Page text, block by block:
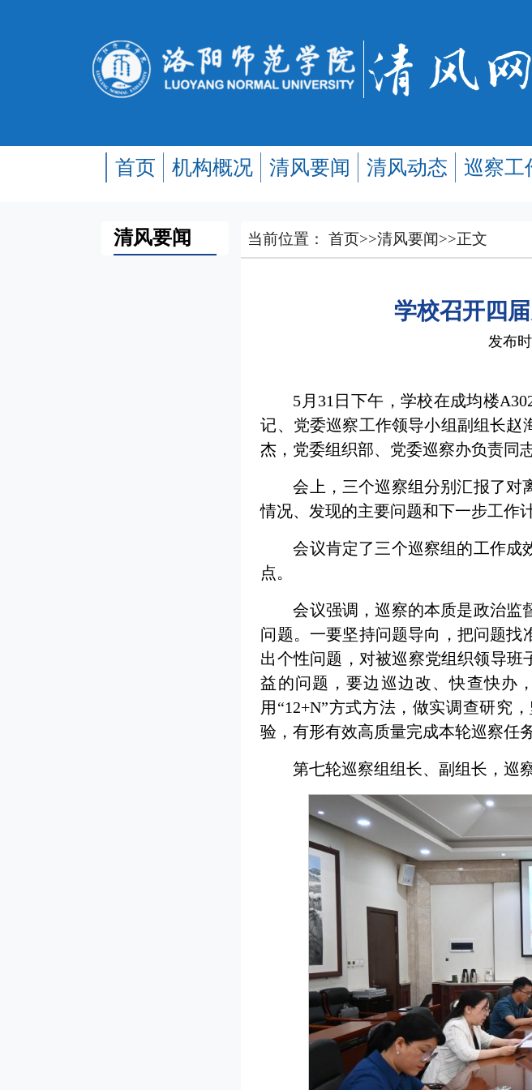
首页 机构概况 清风要闻 清风动态 巡察工
清风要闻 当前位置：首页>>清风要闻>>正文
学校召开四
发布
5月31日下午，学校在成均楼
记、党委巡察工作领导小组副组长赵
杰，党委组织部、党委巡察办负责同
会上，三个巡察组分别汇报了对
情况、发现的主要问题和下一步工作计
会议肯定了三个巡察组的工作成
点。
会议强调，巡察的本质是政治监
问题。一要坚持问题导向，把问题
出个性问题，对被巡察党组织领导班
益的问题，要边巡边改、快查快办
用“12+N”方式方法，做实调查研究
验，有形有效高质量完成本轮巡察任务
第七轮巡察组组长、副组长，巡